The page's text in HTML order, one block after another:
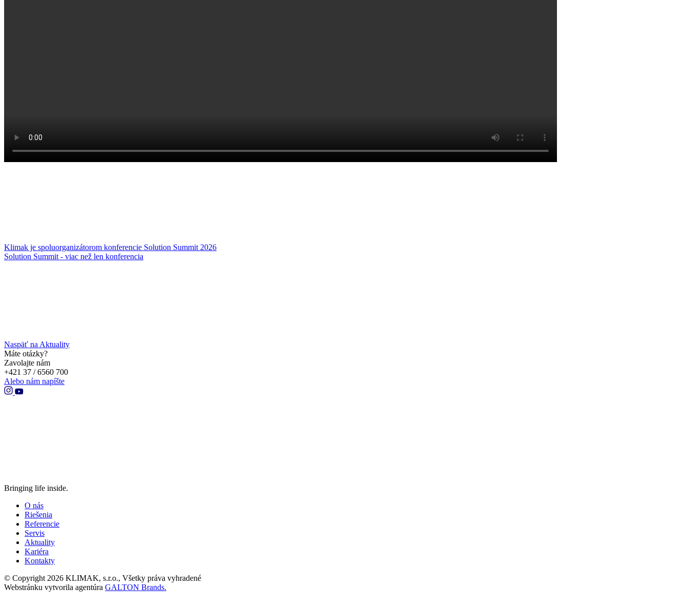
Klimak je spoluorganizátorom konferencie Solution Summit 2026
Solution Summit - viac než len konferencia
Naspäť na Aktuality
Máte otázky?
Zavolajte nám
+421 37 / 6560 700
Alebo nám napíšte
Bringing life inside.
O nás
Riešenia
Referencie
Servis
Aktuality
Kariéra
Kontakty
© Copyright 2026 KLIMAK, s.r.o., Všetky práva vyhradené
Webstránku vytvorila agentúra GALTON Brands.